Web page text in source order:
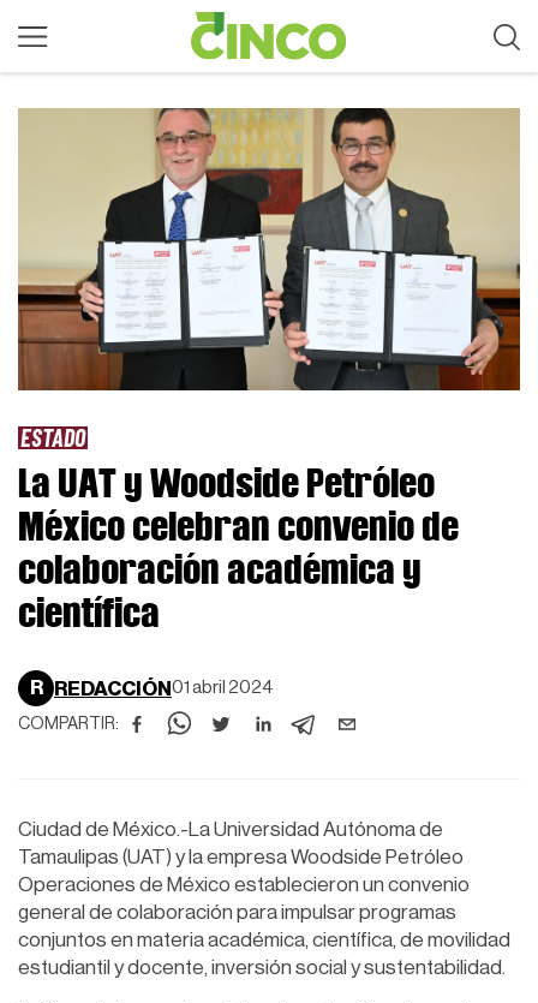
ESTADO
La UAT y Woodside Petróleo
México celebran convenio de
colaboración académica y
científica
R REDACCIÓN 01 abril 2024
COMPARTIR:
Ciudad de México.-La Universidad Autónoma de
Tamaulipas (UAT) y la empresa Woodside Petróleo
Operaciones de México establecieron un convenio
general de colaboración para impulsar programas
conjuntos en materia académica, científica, de movilidad
estudiantil y docente, inversión social y sustentabilidad.